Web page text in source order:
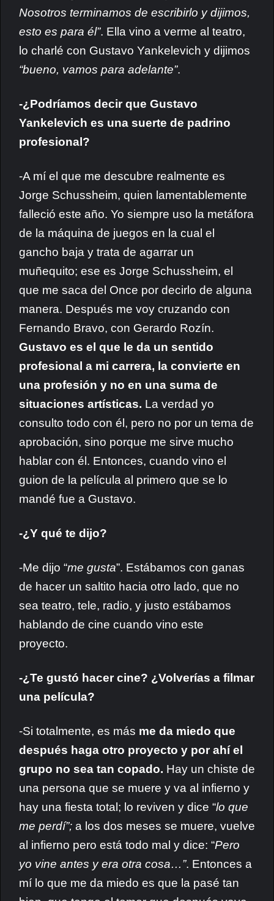
Nosotros terminamos de escribirlo y dijimos,
esto es para él”. Ella vino a verme al teatro,
lo charlé con Gustavo Yankelevich y dijimos
“bueno, vamos para adelante”.
-¿Podríamos decir que Gustavo
Yankelevich es una suerte de padrino
profesional?
-A mí el que me descubre realmente es
Jorge Schussheim, quien lamentablemente
falleció este año. Yo siempre uso la metáfora
de la máquina de juegos en la cual el
gancho baja y trata de agarrar un
muñequito; ese es Jorge Schussheim, el
que me saca del Once por decirlo de alguna
manera. Después me voy cruzando con
Fernando Bravo, con Gerardo Rozín.
Gustavo es el que le da un sentido
profesional a mi carrera, la convierte en
una profesión y no en una suma de
situaciones artísticas. La verdad yo
consulto todo con él, pero no por un tema de
aprobación, sino porque me sirve mucho
hablar con él. Entonces, cuando vino el
guion de la película al primero que se lo
mandé fue a Gustavo.
-¿Y qué te dijo?
-Me dijo “me gusta”. Estábamos con ganas
de hacer un saltito hacia otro lado, que no
sea teatro, tele, radio, y justo estábamos
hablando de cine cuando vino este
proyecto.
-¿Te gustó hacer cine? ¿Volverías a filmar
una película?
-Si totalmente, es más me da miedo que
después haga otro proyecto y por ahí el
grupo no sea tan copado. Hay un chiste de
una persona que se muere y va al infierno y
hay una fiesta total; lo reviven y dice “lo que
me perdí”; a los dos meses se muere, vuelve
al infierno pero está todo mal y dice: “Pero
yo vine antes y era otra cosa…”. Entonces a
mí lo que me da miedo es que la pasé tan